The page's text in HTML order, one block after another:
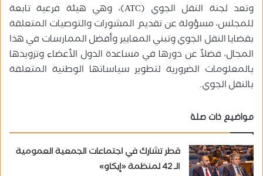
وتعد لجنة النقل الجوي (ATC)، وهي هيئة فرعية تابعة
للمجلس، مسؤولة عن تقديم المشورات والتوصيات المتعلقة
بقضايا النقل الجوي وتبني المعايير وأفضل الممارسات في هذا
المجال، فضلاً عن دورها في مساعدة الدول الأعضاء وتزويدها
بالمعلومات الضرورية لتطوير سياساتها الوطنية المتعلقة
بالنقل الجوي.
مواضيع ذات صلة
قطر تشارك في اجتماعات الجمعية العمومية
الـ 42 لمنظمة «إيكاو»